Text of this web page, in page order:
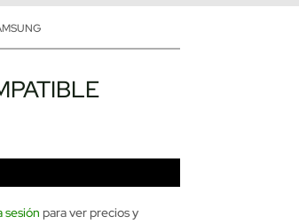
sesión para ver precios y